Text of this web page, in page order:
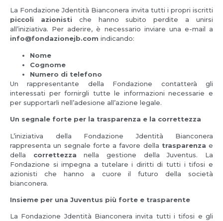
La Fondazione Jdentità Bianconera invita tutti i propri iscritti
piccoli azionisti che hanno subito perdite a unirsi
all’iniziativa. Per aderire, è necessario inviare una e-mail a
info@fondazionejb.com indicando:
Nome
Cognome
Numero di telefono
Un rappresentante della Fondazione contatterà gli
interessati per fornirgli tutte le informazioni necessarie e
per supportarli nell’adesione all’azione legale.
Un segnale forte per la trasparenza e la correttezza
L’iniziativa della Fondazione Jdentità Bianconera
rappresenta un segnale forte a favore della trasparenza e
della correttezza nella gestione della Juventus. La
Fondazione si impegna a tutelare i diritti di tutti i tifosi e
azionisti che hanno a cuore il futuro della società
bianconera.
Insieme per una Juventus più forte e trasparente
La Fondazione Jdentità Bianconera invita tutti i tifosi e gli